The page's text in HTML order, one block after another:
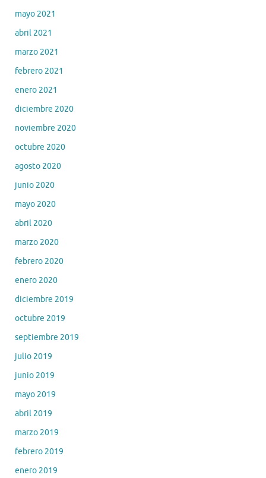
mayo 2021
abril 2021
marzo 2021
febrero 2021
enero 2021
diciembre 2020
noviembre 2020
octubre 2020
agosto 2020
junio 2020
mayo 2020
abril 2020
marzo 2020
febrero 2020
enero 2020
diciembre 2019
octubre 2019
septiembre 2019
julio 2019
junio 2019
mayo 2019
abril 2019
marzo 2019
febrero 2019
enero 2019